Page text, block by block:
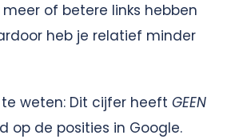
of betere links hebben
heb je relatief minder
weten: Dit cijfer heeft GEEN
op de posities in Google.